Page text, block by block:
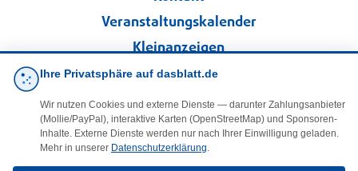
Veranstaltungskalender
Kleinanzeigen
Folgen Sie uns!
Ihre Privatsphäre auf dasblatt.de
Wir nutzen Cookies und externe Dienste — darunter Zahlungsanbieter
(Mollie/PayPal), interaktive Karten (OpenStreetMap) und Sponsoren-
Inhalte. Externe Dienste werden nur nach Ihrer Einwilligung geladen.
Mehr in unserer Datenschutzerklärung.